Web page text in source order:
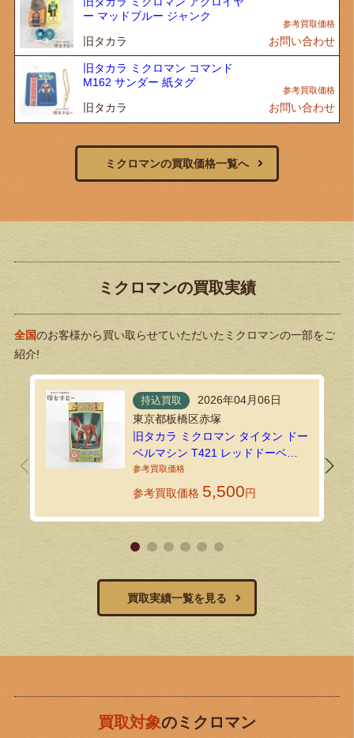
ー マッドブルー ジャンク
旧タカラ お問い合わせ
旧タカラ ミクロマン コマンド
M162 サンダー 紙タグ
旧タカラ お問い合わせ
ミクロマンの買取価格一覧へ
ミクロマンの買取実績
全国のお客様から買い取らせていただいたミクロマンの一部をご
紹介!
持込買取
2026年04月06日
東京都板橋区赤塚
旧タカラ ミクロマン タイタン ドー
ベルマシン T421 レッドドーベル
をお買い取りいたしました｜環七
ホビーの持込買取
参考買取価格 5,500円
買取実績一覧を見る
買取対象のミクロマン